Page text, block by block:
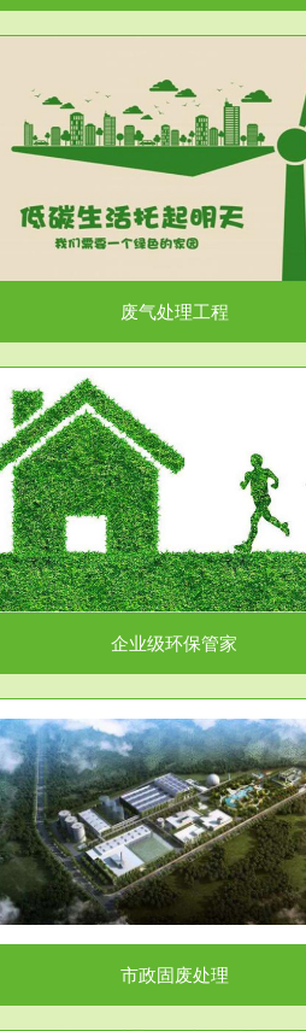
废气处理工程
服务范围
水处理工程
企业级环保管家
服务范围
固体危险废物处理
固体废物解释：固体废物是指人们在
日常生活和其他活动中...
市政固废处理
服务范围
工作场所职业危害因素检测与
【检测评价意义】：全面了解工作场
害因素分布与浓（强）度...